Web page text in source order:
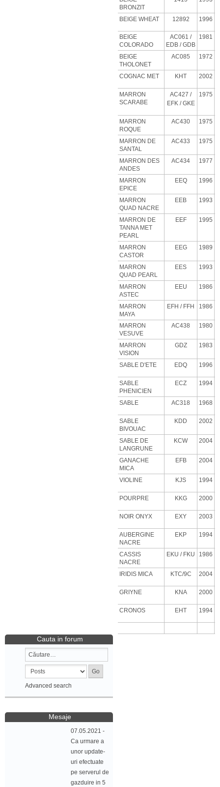
BRONZIT
BEIGE WHEAT 12892 1996
BEIGE
COLORADO
AC061 /
EDB / GDB
1981
BEIGE
THOLONET
AC085 1972
COGNAC MET KHT 2002
MARRON
SCARABE
AC427 /
EFK / GKE
1975
MARRON
ROQUE
AC430 1975
MARRON DE
SANTAL
AC433 1975
MARRON DES
ANDES
AC434 1977
MARRON
EPICE
EEQ 1996
MARRON
QUAD NACRE
EEB 1993
MARRON DE
TANNA MET
PEARL
EEF 1995
MARRON
CASTOR
EEG 1989
MARRON
QUAD PEARL
EES 1993
MARRON
ASTEC
EEU 1986
MARRON
MAYA
EFH / FFH 1986
MARRON
VESUVE
AC438 1980
MARRON
VISION
GDZ 1983
SABLE D'ETE EDQ 1996
SABLE
PHENICIEN
ECZ 1994
SABLE AC318 1968
SABLE
BIVOUAC
KDD 2002
SABLE DE
LANGRUNE
KCW 2004
GANACHE
MICA
EFB 2004
VIOLINE KJS 1994
POURPRE KKG 2000
NOIR ONYX EXY 2003
AUBERGINE
NACRE
EKP 1994
CASSIS
NACRE
EKU / FKU 1986
IRIDIS MICA KTC/9C 2004
GRIYNE KNA 2000
CRONOS EHT 1994
Cauta in forum
Advanced search
Mesaje
07.05.2021 -
Ca urmare a
unor update-
uri efectuate
pe serverul de
gazduire in 5